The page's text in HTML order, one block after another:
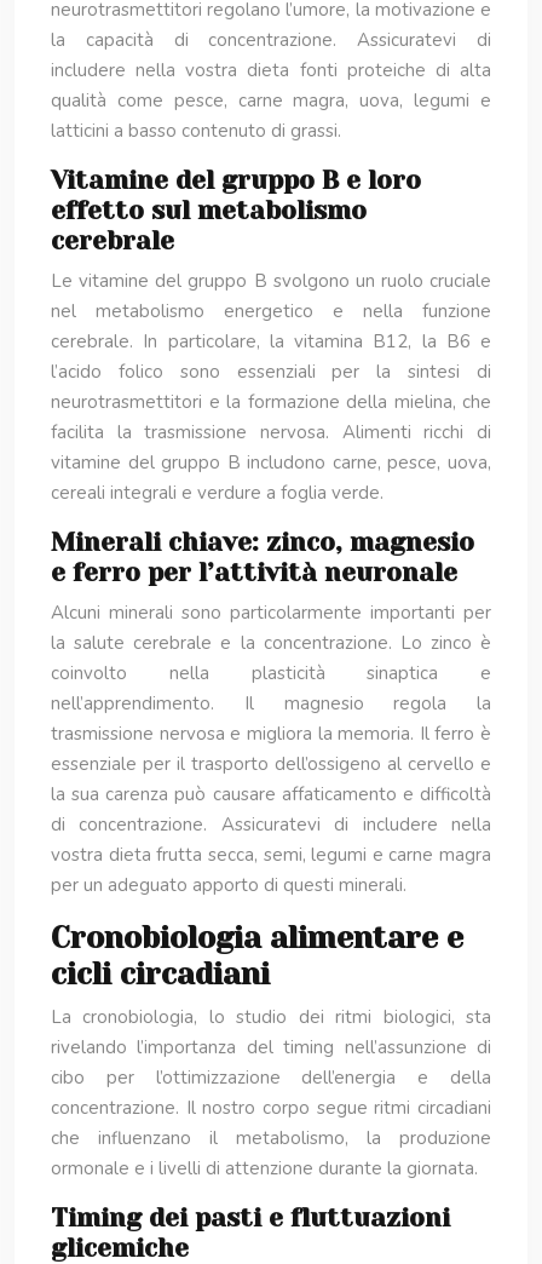
neurotrasmettitori regolano l’umore, la motivazione e
la capacità di concentrazione. Assicuratevi di
includere nella vostra dieta fonti proteiche di alta
qualità come pesce, carne magra, uova, legumi e
latticini a basso contenuto di grassi.
Vitamine del gruppo B e loro
effetto sul metabolismo
cerebrale
Le vitamine del gruppo B svolgono un ruolo cruciale
nel metabolismo energetico e nella funzione
cerebrale. In particolare, la vitamina B12, la B6 e
l’acido folico sono essenziali per la sintesi di
neurotrasmettitori e la formazione della mielina, che
facilita la trasmissione nervosa. Alimenti ricchi di
vitamine del gruppo B includono carne, pesce, uova,
cereali integrali e verdure a foglia verde.
Minerali chiave: zinco, magnesio
e ferro per l’attività neuronale
Alcuni minerali sono particolarmente importanti per
la salute cerebrale e la concentrazione. Lo zinco è
coinvolto nella plasticità sinaptica e
nell’apprendimento. Il magnesio regola la
trasmissione nervosa e migliora la memoria. Il ferro è
essenziale per il trasporto dell’ossigeno al cervello e
la sua carenza può causare affaticamento e difficoltà
di concentrazione. Assicuratevi di includere nella
vostra dieta frutta secca, semi, legumi e carne magra
per un adeguato apporto di questi minerali.
Cronobiologia alimentare e
cicli circadiani
La cronobiologia, lo studio dei ritmi biologici, sta
rivelando l’importanza del timing nell’assunzione di
cibo per l’ottimizzazione dell’energia e della
concentrazione. Il nostro corpo segue ritmi circadiani
che influenzano il metabolismo, la produzione
ormonale e i livelli di attenzione durante la giornata.
Timing dei pasti e fluttuazioni
glicemiche